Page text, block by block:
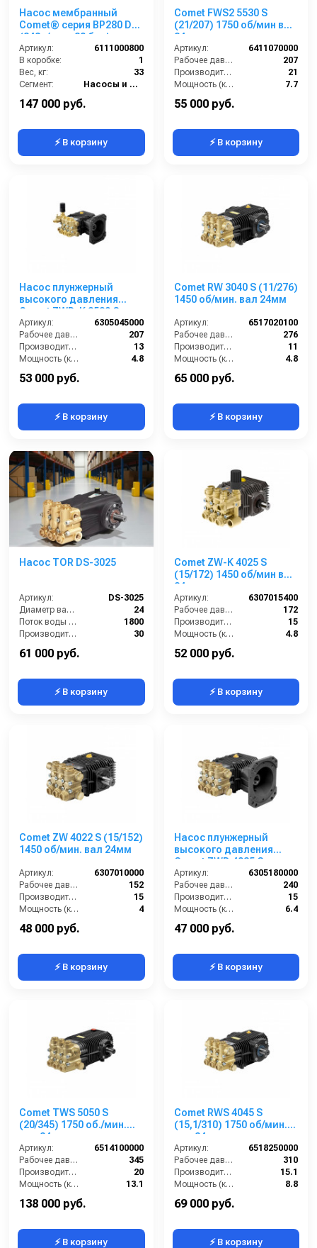
Насос мембранный
Comet® серия ВP280 D
(248л/мин; 20 бар); вал
ВОМ 13/8
Артикул:
6111000800
В коробке:
1
Вес, кг:
33
Сегмент:
Насосы и насосные станции
147 000 руб.
⚡ В корзину
Comet FWS2 5530 S
(21/207) 1750 об/мин вал
24мм
Артикул:
6411070000
Рабочее давление (бар):
207
Производительность (л/мин):
21
Мощность (кВт):
7.7
55 000 руб.
⚡ В корзину
Насос плунжерный
высокого давления
Comet ZWD-K 3530 G
(13/207) 3400 об/мин.Ø
1”п.в.
Артикул:
6305045000
Рабочее давление (бар):
207
Производительность (л/мин):
13
Мощность (кВт):
4.8
Обороты двигателя (об/мин):
53 000 руб.
⚡ В корзину
Comet RW 3040 S (11/276)
1450 об/мин. вал 24мм
Артикул:
6517020100
Рабочее давление (бар):
276
Производительность (л/мин):
11
Мощность (кВт):
4.8
Обороты двигателя (об/мин):
65 000 руб.
⚡ В корзину
Насос TOR DS-3025
Артикул:
DS-3025
Диаметр вала (мм):
24
Поток воды (л/час):
1800
Производительность (л/мин):
30
Температура (°C):
61 000 руб.
⚡ В корзину
Comet ZW-K 4025 S
(15/172) 1450 об/мин вал
24 мм
Артикул:
6307015400
Рабочее давление (бар):
172
Производительность (л/мин):
15
Мощность (кВт):
4.8
Обороты двигателя (об/мин):
52 000 руб.
⚡ В корзину
Comet ZW 4022 S (15/152)
1450 об/мин. вал 24мм
Артикул:
6307010000
Рабочее давление (бар):
152
Производительность (л/мин):
15
Мощность (кВт):
4
48 000 руб.
⚡ В корзину
Насос плунжерный
высокого давления
Comet ZWD 4035 G
(15/240) 3400 об/мин.Ø
1”п.в.
Артикул:
6305180000
Рабочее давление (бар):
240
Производительность (л/мин):
15
Мощность (кВт):
6.4
47 000 руб.
⚡ В корзину
Comet TWS 5050 S
(20/345) 1750 об./мин.
вал 24мм
Артикул:
6514100000
Рабочее давление (бар):
345
Производительность (л/мин):
20
Мощность (кВт):
13.1
138 000 руб.
⚡ В корзину
Comet RWS 4045 S
(15,1/310) 1750 об/мин.
вал 24мм
Артикул:
6518250000
Рабочее давление (бар):
310
Производительность (л/мин):
15.1
Мощность (кВт):
8.8
69 000 руб.
⚡ В корзину